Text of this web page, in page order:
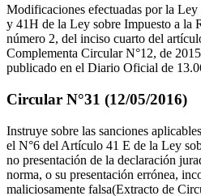
Modificaciones efectuadas por la
y 41H de la Ley sobre Impuesto a la
número 2, del inciso cuarto del
Complementa Circular N°12, de
publicado en el Diario Oficial de
Circular N°31 (12/05/2016)
Instruye sobre las sanciones
el N°6 del Artículo 41 E de la Ley
no presentación de la declaración
norma, o su presentación errónea,
maliciosamente falsa(Extracto de